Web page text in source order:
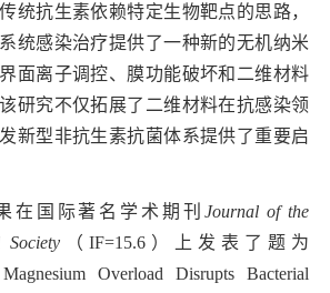
统抗生素依赖特定生物靶点的思路，
统感染治疗提供了一种新的无机纳米
面离子调控、膜功能破坏和二维材料
研究不仅拓展了二维材料在抗感染领
新型非抗生素抗菌体系提供了重要启
在国际著名学术期刊Journal of the
Society （ IF=15.6 ）上发表了题为
Overload Disrupts Bacterial